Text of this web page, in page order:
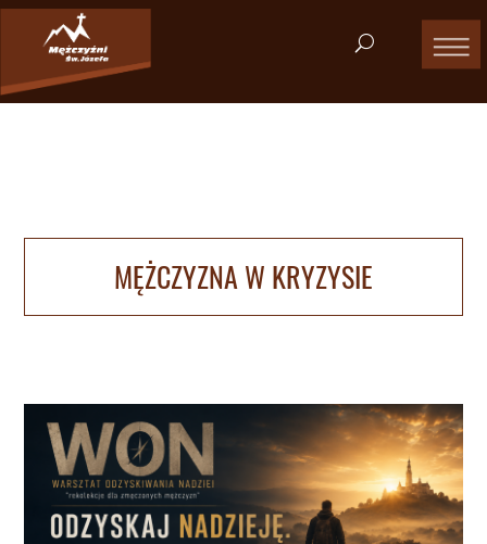
MĘŻCZYZNA W KRYZYSIE